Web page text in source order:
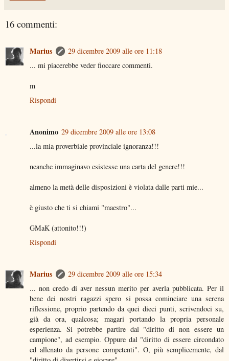
16 commenti:
Marius
29 dicembre 2009 alle ore 11:18
... mi piacerebbe veder fioccare commenti.
m
Rispondi
Anonimo 29 dicembre 2009 alle ore 13:08
...la mia proverbiale provinciale ignoranza!!!
neanche immaginavo esistesse una carta del genere!!!
almeno la metà delle disposizioni è violata dalle parti mie...
è giusto che ti si chiami "maestro"...
GMaK (attonito!!!)
Rispondi
Marius
29 dicembre 2009 alle ore 15:34
... non credo di aver nessun merito per averla pubblicata. Per il
bene dei nostri ragazzi spero si possa cominciare una serena
riflessione, proprio partendo da quei dieci punti, scrivendoci su,
già da ora, qualcosa; magari portando la propria personale
esperienza. Si potrebbe partire dal "diritto di non essere un
campione", ad esempio. Oppure dal "diritto di essere circondato
ed allenato da persone competenti". O, più semplicemente, dal